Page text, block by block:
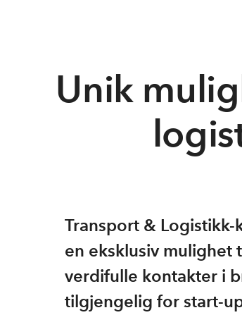
Unik
Transport &
en eksklusiv mulighet
verdifulle kontakter i
tilgjengelig for start-